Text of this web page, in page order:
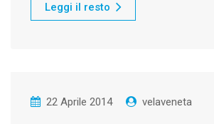
Leggi il resto
22 Aprile 2014 velaveneta